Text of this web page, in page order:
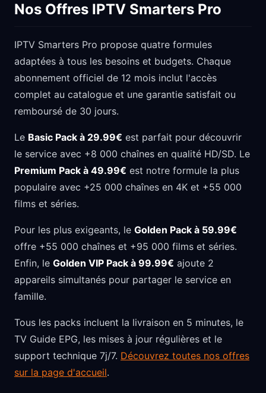
Nos Offres IPTV Smarters Pro
IPTV Smarters Pro propose quatre formules
adaptées à tous les besoins et budgets. Chaque
abonnement officiel de 12 mois inclut l'accès
complet au catalogue et une garantie satisfait ou
remboursé de 30 jours.
Le Basic Pack à 29.99€ est parfait pour découvrir
le service avec +8 000 chaînes en qualité HD/SD. Le
Premium Pack à 49.99€ est notre formule la plus
populaire avec +25 000 chaînes en 4K et +55 000
films et séries.
Pour les plus exigeants, le Golden Pack à 59.99€
offre +55 000 chaînes et +95 000 films et séries.
Enfin, le Golden VIP Pack à 99.99€ ajoute 2
appareils simultanés pour partager le service en
famille.
Tous les packs incluent la livraison en 5 minutes, le
TV Guide EPG, les mises à jour régulières et le
support technique 7j/7. Découvrez toutes nos offres
sur la page d'accueil.